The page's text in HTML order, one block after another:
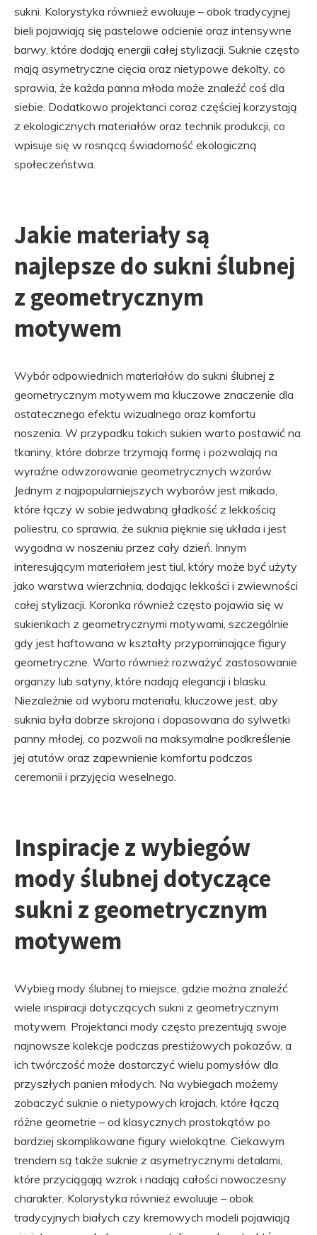
sukni. Kolorystyka również ewoluuje – obok tradycyjnej
bieli pojawiają się pastelowe odcienie oraz intensywne
barwy, które dodają energii całej stylizacji. Suknie często
mają asymetryczne cięcia oraz nietypowe dekolty, co
sprawia, że każda panna młoda może znaleźć coś dla
siebie. Dodatkowo projektanci coraz częściej korzystają
z ekologicznych materiałów oraz technik produkcji, co
wpisuje się w rosnącą świadomość ekologiczną
społeczeństwa.
Jakie materiały są
najlepsze do sukni ślubnej
z geometrycznym
motywem
Wybór odpowiednich materiałów do sukni ślubnej z
geometrycznym motywem ma kluczowe znaczenie dla
ostatecznego efektu wizualnego oraz komfortu
noszenia. W przypadku takich sukien warto postawić na
tkaniny, które dobrze trzymają formę i pozwalają na
wyraźne odwzorowanie geometrycznych wzorów.
Jednym z najpopularniejszych wyborów jest mikado,
które łączy w sobie jedwabną gładkość z lekkością
poliestru, co sprawia, że suknia pięknie się układa i jest
wygodna w noszeniu przez cały dzień. Innym
interesującym materiałem jest tiul, który może być użyty
jako warstwa wierzchnia, dodając lekkości i zwiewności
całej stylizacji. Koronka również często pojawia się w
sukienkach z geometrycznymi motywami, szczególnie
gdy jest haftowana w kształty przypominające figury
geometryczne. Warto również rozważyć zastosowanie
organzy lub satyny, które nadają elegancji i blasku.
Niezależnie od wyboru materiału, kluczowe jest, aby
suknia była dobrze skrojona i dopasowana do sylwetki
panny młodej, co pozwoli na maksymalne podkreślenie
jej atutów oraz zapewnienie komfortu podczas
ceremonii i przyjęcia weselnego.
Inspiracje z wybiegów
mody ślubnej dotyczące
sukni z geometrycznym
motywem
Wybieg mody ślubnej to miejsce, gdzie można znaleźć
wiele inspiracji dotyczących sukni z geometrycznym
motywem. Projektanci mody często prezentują swoje
najnowsze kolekcje podczas prestiżowych pokazów, a
ich twórczość może dostarczyć wielu pomysłów dla
przyszłych panien młodych. Na wybiegach możemy
zobaczyć suknie o nietypowych krojach, które łączą
różne geometrie – od klasycznych prostokątów po
bardziej skomplikowane figury wielokątne. Ciekawym
trendem są także suknie z asymetrycznymi detalami,
które przyciągają wzrok i nadają całości nowoczesny
charakter. Kolorystyka również ewoluuje – obok
tradycyjnych białych czy kremowych modeli pojawiają